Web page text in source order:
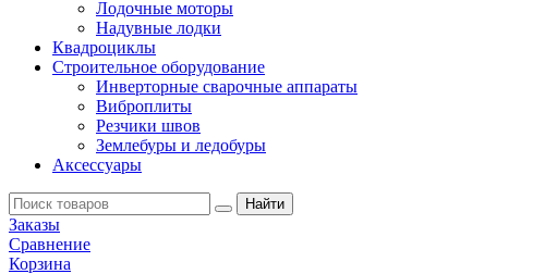
Лодочные моторы
Надувные лодки
Квадроциклы
Строительное оборудование
Инверторные сварочные аппараты
Виброплиты
Резчики швов
Землебуры и ледобуры
Аксессуары
Заказы
Сравнение
Корзина